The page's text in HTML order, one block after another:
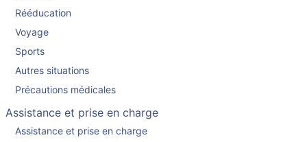
Rééducation
Voyage
Sports
Autres situations
Précautions médicales
Assistance et prise en charge
Assistance et prise en charge